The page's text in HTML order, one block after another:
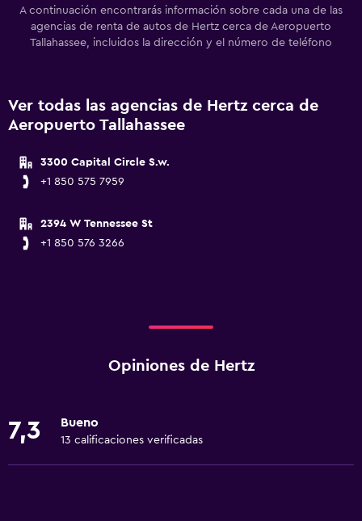
A continuación encontrarás información sobre cada una de las
agencias de renta de autos de Hertz cerca de Aeropuerto
Tallahassee, incluidos la dirección y el número de teléfono
Ver todas las agencias de Hertz cerca de
Aeropuerto Tallahassee
3300 Capital Circle S.w.
+1 850 575 7959
2394 W Tennessee St
+1 850 576 3266
Opiniones de Hertz
7,3 Bueno
13 calificaciones verificadas